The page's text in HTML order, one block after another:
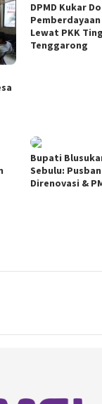
DPMD Kukar
Lewat PKK
Tenggarong
Bupati
Sebulu:
Direnovasi &